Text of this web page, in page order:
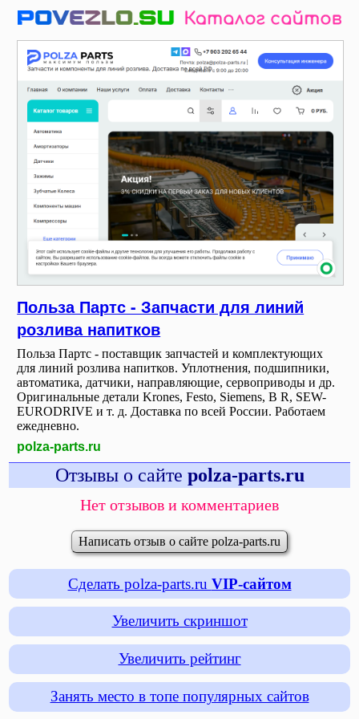
Польза Партс - Запчасти для линий
розлива напитков
Польза Партс - поставщик запчастей и комплектующих
для линий розлива напитков. Уплотнения, подшипники,
автоматика, датчики, направляющие, сервоприводы и др.
Оригинальные детали Krones, Festo, Siemens, B R, SEW-
EURODRIVE и т. д. Доставка по всей России. Работаем
ежедневно.
polza-parts.ru
Отзывы о сайте polza-parts.ru
Нет отзывов и комментариев
Написать отзыв о сайте polza-parts.ru
Сделать polza-parts.ru VIP-сайтом
Увеличить скриншот
Увеличить рейтинг
Занять место в топе популярных сайтов